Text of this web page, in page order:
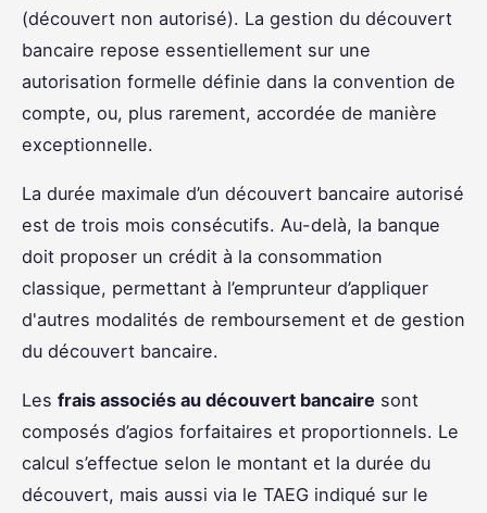
(découvert non autorisé). La gestion du découvert
bancaire repose essentiellement sur une
autorisation formelle définie dans la convention de
compte, ou, plus rarement, accordée de manière
exceptionnelle.
La durée maximale d’un découvert bancaire autorisé
est de trois mois consécutifs. Au-delà, la banque
doit proposer un crédit à la consommation
classique, permettant à l’emprunteur d’appliquer
d'autres modalités de remboursement et de gestion
du découvert bancaire.
Les frais associés au découvert bancaire sont
composés d’agios forfaitaires et proportionnels. Le
calcul s’effectue selon le montant et la durée du
découvert, mais aussi via le TAEG indiqué sur le